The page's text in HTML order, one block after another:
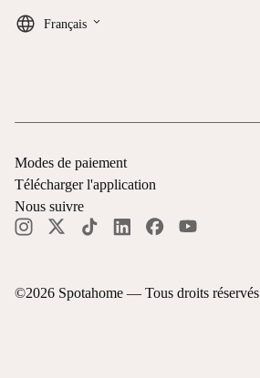
Français keyboard_arrow_down
©2026 Spotahome — Tous droits réservés
Modes de paiement
Télécharger l'application
Nous suivre